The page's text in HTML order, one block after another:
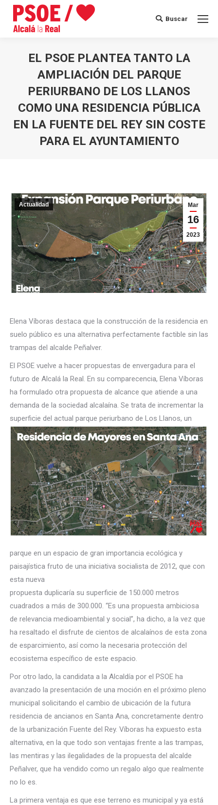
Buscar:
Buscar
EL PSOE PLANTEA TANTO LA
AMPLIACIÓN DEL PARQUE
PERIURBANO DE LOS LLANOS
COMO UNA RESIDENCIA PÚBLICA
EN LA FUENTE DEL REY SIN COSTE
PARA EL AYUNTAMIENTO
Mar
16
2023
Actualidad
Elena Víboras destaca que la construcción de la residencia en
suelo público es una alternativa perfectamente factible sin las
trampas del alcalde Peñalver.
El PSOE vuelve a hacer propuestas de envergadura para el
futuro de Alcalá la Real. En su comparecencia, Elena Víboras
ha formulado otra propuesta de alcance que atiende a una
demanda de la sociedad alcalaína. Se trata de incrementar la
superficie del actual parque periurbano de Los Llanos, un
parque en un espacio de gran importancia ecológica y
paisajística fruto de una iniciativa socialista de 2012, que con
esta nueva
propuesta duplicaría su superficie de 150.000 metros
cuadrados a más de 300.000. “Es una propuesta ambiciosa
de relevancia medioambiental y social”, ha dicho, a la vez que
ha resaltado el disfrute de cientos de alcalaínos de esta zona
de esparcimiento, así como la necesaria protección del
ecosistema específico de este espacio.
Por otro lado, la candidata a la Alcaldía por el PSOE ha
avanzado la presentación de una moción en el próximo pleno
municipal solicitando el cambio de ubicación de la futura
residencia de ancianos en Santa Ana, concretamente dentro
de la urbanización Fuente del Rey. Víboras ha expuesto esta
alternativa, en la que todo son ventajas frente a las trampas,
las mentiras y las ilegalidades de la propuesta del alcalde
Peñalver, que ha vendido como un regalo algo que realmente
no lo es.
La primera ventaja es que ese terreno es municipal y ya está